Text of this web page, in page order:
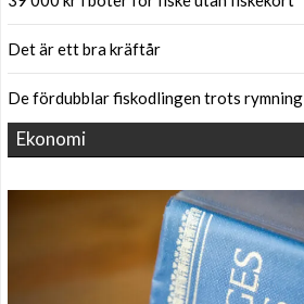
Det är ett bra kräftår
De fördubblar fiskodlingen trots rymning
Ekonomi